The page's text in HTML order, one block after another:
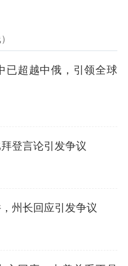
已超越中俄，引领全球
登言论引发争议
州长回应引发争议